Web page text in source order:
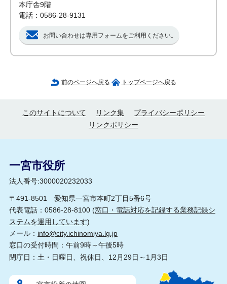
本庁舎9階
電話：0586-28-9131
お問い合わせは専用フォームをご利用ください。
前のページへ戻る トップページへ戻る
このサイトについて リンク集
プライバシーポリシー
リンクポリシー
一宮市役所
法人番号:3000020232033
〒491-8501 愛知県一宮市本町2丁目5番6号
代表電話：0586-28-8100 (窓口・電話対応を記録する業務記録シ
ステムを運用しています)
メール： info@city.ichinomiya.lg.jp
窓口の受付時間：午前9時～午後5時
閉庁日：土・日曜日、祝休日、12月29日～1月3日